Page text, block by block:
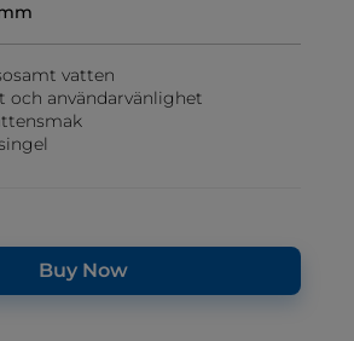
vatten
och användarvänlighet
Buy Now